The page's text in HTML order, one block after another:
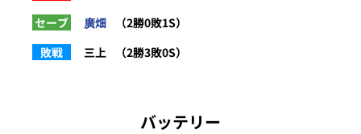
セーブ
廣畑
（2勝0敗1S）
敗戦
三上 （2勝3敗0S）
バッテリー